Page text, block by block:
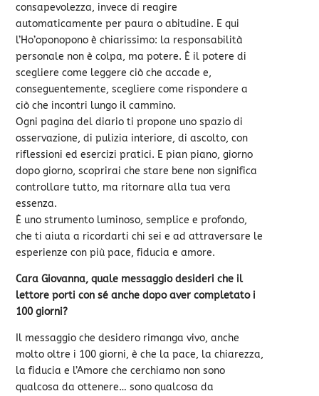
consapevolezza, invece di reagire
automaticamente per paura o abitudine. E qui
l’Ho’oponopono è chiarissimo: la responsabilità
personale non è colpa, ma potere. È il potere di
scegliere come leggere ciò che accade e,
conseguentemente, scegliere come rispondere a
ciò che incontri lungo il cammino.
Ogni pagina del diario ti propone uno spazio di
osservazione, di pulizia interiore, di ascolto, con
riflessioni ed esercizi pratici. E pian piano, giorno
dopo giorno, scoprirai che stare bene non significa
controllare tutto, ma ritornare alla tua vera
essenza.
È uno strumento luminoso, semplice e profondo,
che ti aiuta a ricordarti chi sei e ad attraversare le
esperienze con più pace, fiducia e amore.
Cara Giovanna, quale messaggio desideri che il
lettore porti con sé anche dopo aver completato i
100 giorni?
Il messaggio che desidero rimanga vivo, anche
molto oltre i 100 giorni, è che la pace, la chiarezza,
la fiducia e l’Amore che cerchiamo non sono
qualcosa da ottenere… sono qualcosa da